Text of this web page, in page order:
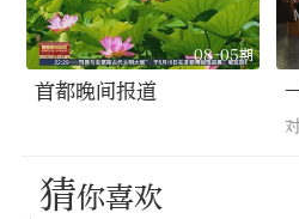
08-05期
首都晚间报道
猜你喜欢